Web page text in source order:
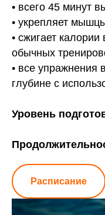
• всего 45 минут
• укрепляет
• сжигает
обычных
• все упражнения
глубине с
Уровень
Расписание